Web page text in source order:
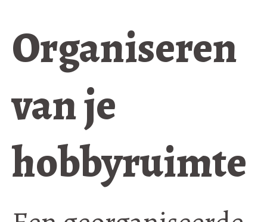
Organiseren
van je
hobbyruimte